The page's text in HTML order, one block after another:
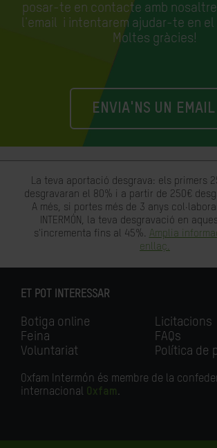
posar-te en contacte amb
l'email i intentarem ajudar-te en el
Moltes gràcies!
ENVIA'NS UN EMAIL
La teva aportació desgrava: els primers
desgravaran el 80% i a partir de 250€
A més, si portes més de 3 anys
INTERMÓN, la teva desgravació en
s'incrementa fins al 45%. Amplia
enllaç.
ET POT INTERESSAR
Botiga online
Feina
Voluntariat
Licitacions
FAQs
Política de
Oxfam Intermón és membre de la
internacional Oxfam.